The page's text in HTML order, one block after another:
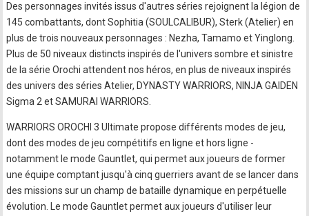
Des personnages invités issus d'autres séries rejoignent la légion de
145 combattants, dont Sophitia (SOULCALIBUR), Sterk (Atelier) en
plus de trois nouveaux personnages : Nezha, Tamamo et Yinglong.
Plus de 50 niveaux distincts inspirés de l'univers sombre et sinistre
de la série Orochi attendent nos héros, en plus de niveaux inspirés
des univers des séries Atelier, DYNASTY WARRIORS, NINJA GAIDEN
Sigma 2 et SAMURAI WARRIORS.
WARRIORS OROCHI 3 Ultimate propose différents modes de jeu,
dont des modes de jeu compétitifs en ligne et hors ligne -
notamment le mode Gauntlet, qui permet aux joueurs de former
une équipe comptant jusqu'à cinq guerriers avant de se lancer dans
des missions sur un champ de bataille dynamique en perpétuelle
évolution. Le mode Gauntlet permet aux joueurs d'utiliser leur